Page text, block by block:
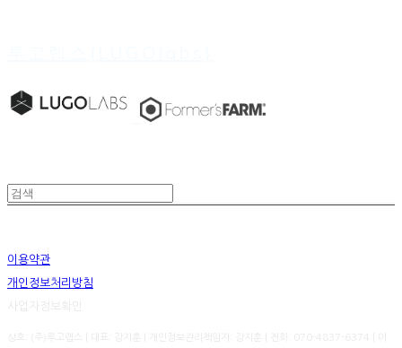
이용약관
개인정보처리방침
사업자정보확인
상호: (주)루고랩스 | 대표: 강지훈 | 개인정보관리책임자: 강지훈 | 전화: 070-4837-6374 | 이